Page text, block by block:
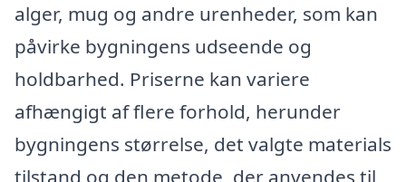
alger, mug og andre urenheder, som kan
påvirke bygningens udseende og
holdbarhed. Priserne kan variere
afhængigt af flere forhold, herunder
bygningens størrelse, det valgte materials
tilstand og den metode, der anvendes til